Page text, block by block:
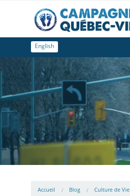
English
Accueil Blog Culture de Vie